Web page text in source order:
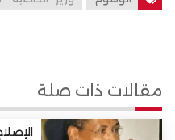
مقالات ذات صلة